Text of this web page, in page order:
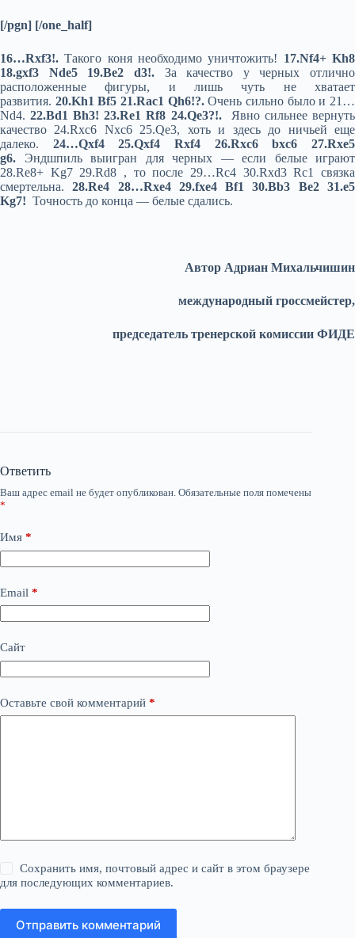
[/pgn] [/one_half]
16…Rxf3!.Такого коня необходимо уничтожить! 17.Nf4+Kh8
18.gxf3 Nde5 19.Be2 d3!. За качество у черных отлично
расположенные фигуры, и лишь чуть не хватает
развития. 20.Kh1 Bf5 21.Rac1 Qh6!?.Очень сильно было и 21…
Nd4.22.Bd1 Bh3! 23.Re1 Rf8 24.Qe3?!. Явно сильнее вернуть
качество 24.Rxc6 Nxc6 25.Qe3, хоть и здесь до ничьей еще
далеко. 24…Qxf4 25.Qxf4 Rxf4 26.Rxc6 bxc6 27.Rxe5
g6. Эндшпиль выигран для черных — если белые играют
28.Re8+ Kg7 29.Rd8 , то после 29…Rc4 30.Rxd3 Rc1 связка
смертельна.28.Re4 28…Rxe4 29.fxe4 Bf1 30.Bb3 Be2 31.e5
Kg7! Точность до конца — белые сдались.
Автор Адриан Михальчишин
международный гроссмейстер,
председатель тренерской комиссии ФИДЕ
Ответить
Ваш адрес email не будет опубликован. Обязательные поля помечены
*
Имя *
Email *
Сайт
Оставьте свой комментарий *
Сохранить имя, почтовый адрес и сайт в этом браузере
для последующих комментариев.
Отправить комментарий